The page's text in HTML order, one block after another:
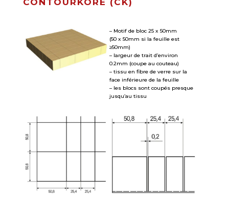
CONTOURKORE (CK)
– Motif de bloc 25 x 50mm
(50 x 50mm si la feuille est
≥50mm)
– largeur de trait d’environ
0.2mm (coupe au couteau)
– tissu en fibre de verre sur la
face inférieure de la feuille
– les blocs sont coupés presque
jusqu’au tissu